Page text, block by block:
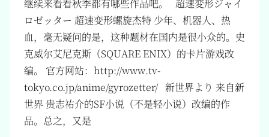
继续来看看秋季都有哪些作品吧。 超速変形ジャイ
ロゼッター 超速变形螺旋杰特 少年、机器人、热
血，毫无疑问的是，这种题材在国内是很小众的。史
克威尔艾尼克斯（SQUARE ENIX）的卡片游戏改
编。 官方网站：http://www.tv-
tokyo.co.jp/anime/gyrozetter/ 新世界より 来自新
世界 贵志祐介的SF小说（不是轻小说）改编的作
品。总之，又是